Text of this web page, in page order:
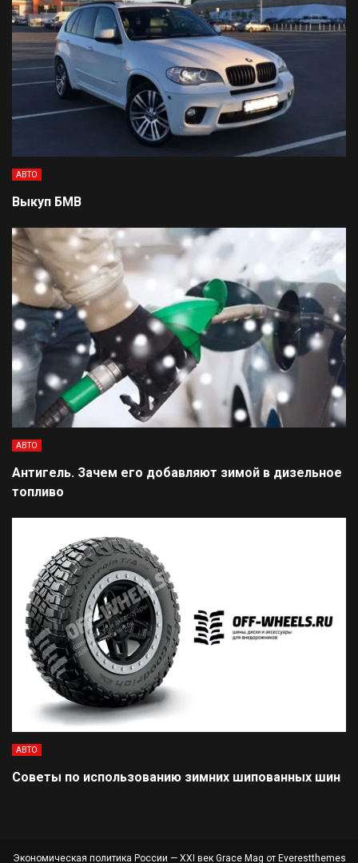
АВТО
Выкуп БМВ
АВТО
Антигель. Зачем его добавляют зимой в дизельное
топливо
АВТО
Советы по использованию зимних шипованных шин
Экономическая политика России — XXI век Grace Mag от Everestthemes